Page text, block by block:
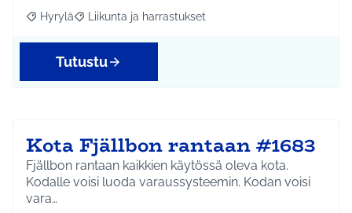
Rajaa tulokset aihepiirin mukaan: Hyrylä
Hyrylä Rajaa tulokset teeman mukaan: Liikunta ja
Liikunta ja harrastukset
Tutustu
Kota Fjällbon rantaan #1683
Fjällbon rantaan kaikkien käytössä oleva kota.
Kodalle voisi luoda varaussysteemin. Kodan voisi
vara…